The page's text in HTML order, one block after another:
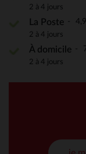
2 à 4 jours
La Poste
2 à 4 jours
À domicile
2 à 4 jours